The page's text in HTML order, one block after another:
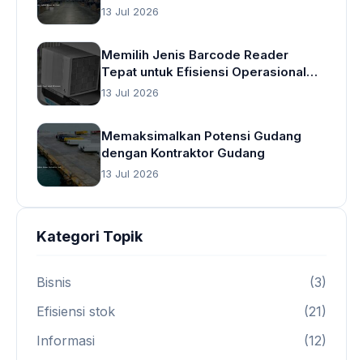
13 Jul 2026
Memilih Jenis Barcode Reader
Tepat untuk Efisiensi Operasional
Gudang
13 Jul 2026
Memaksimalkan Potensi Gudang
dengan Kontraktor Gudang
13 Jul 2026
Kategori Topik
Bisnis
(3)
Efisiensi stok
(21)
Informasi
(12)